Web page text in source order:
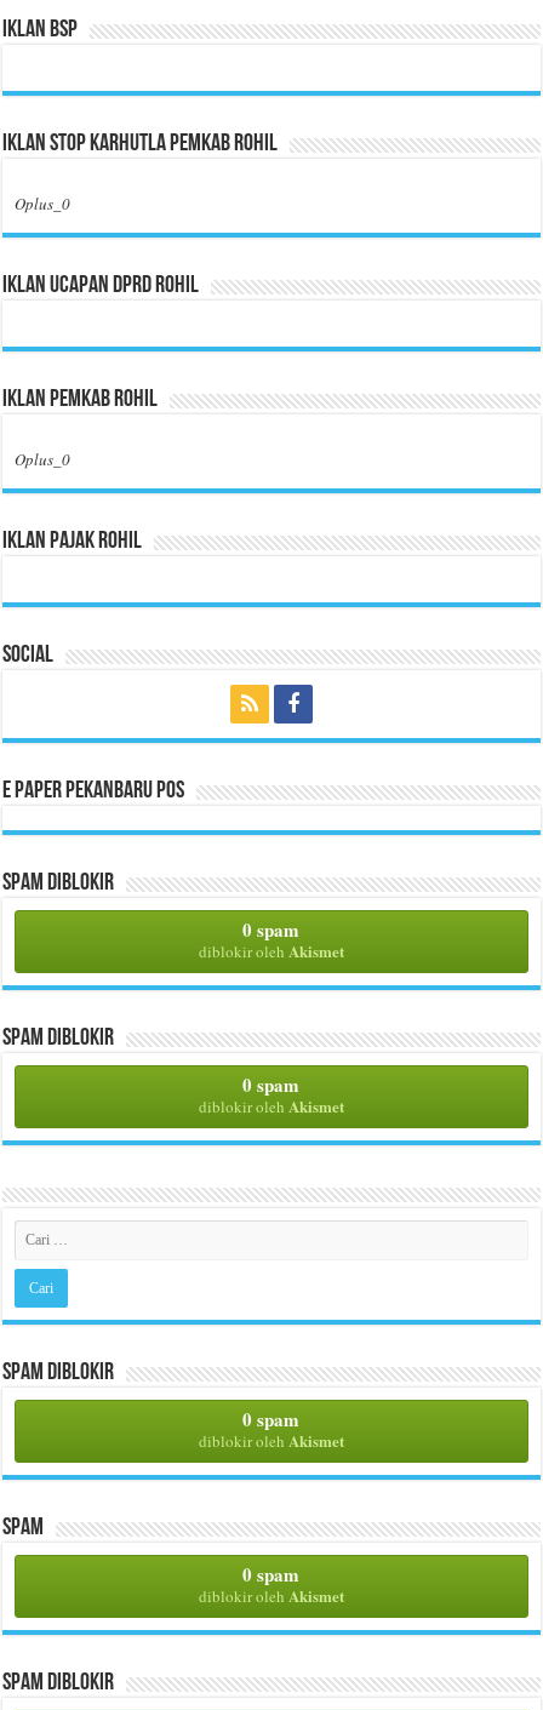
Iklan BSP
Iklan Stop Karhutla Pemkab Rohil
Oplus_0
Iklan Ucapan DPRD Rohil
Iklan Pemkab Rohil
Oplus_0
Iklan Pajak Rohil
Social
E Paper Pekanbaru Pos
Spam Diblokir
0 spam
diblokir oleh Akismet
Spam Diblokir
0 spam
diblokir oleh Akismet
Spam Diblokir
0 spam
diblokir oleh Akismet
Spam
0 spam
diblokir oleh Akismet
Spam Diblokir